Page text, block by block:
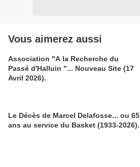
Vous aimerez aussi
Association "A la Recherche du
Passé d'Halluin "... Nouveau Site (17
Avril 2026).
Le Décès de Marcel Delafosse... ou 65
ans au service du Basket (1933-2026).